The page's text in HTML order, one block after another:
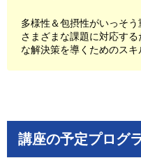
多様性＆包摂性がいっそ
さまざまな課題に対応す
な解決策を導くためのスキ
講座の予定プログ